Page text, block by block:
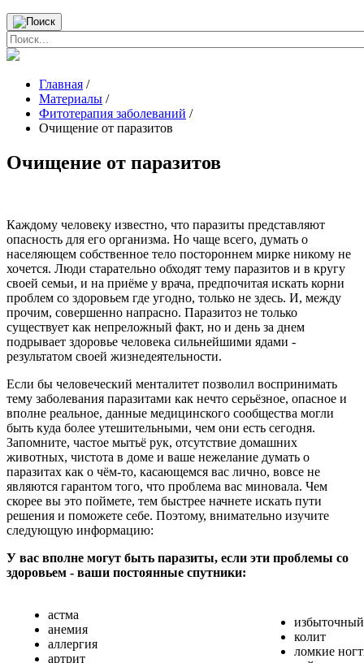
Главная /
Материалы /
Фитотерапия заболеваний /
Очищение от паразитов
Очищение от паразитов
Каждому человеку известно, что паразиты представляют
опасность для его организма. Но чаще всего, думать о
населяющем собственное тело постороннем мирке никому не
хочется. Люди старательно обходят тему паразитов и в кругу
своей семьи, и на приёме у врача, предпочитая искать корни
проблем со здоровьем где угодно, только не здесь. И, между
прочим, совершенно напрасно. Паразитоз не только
существует как непреложный факт, но и день за днем
подрывает здоровье человека сильнейшими ядами -
результатом своей жизнедеятельности.
Если бы человеческий менталитет позволил воспринимать
тему заболевания паразитами как нечто серьёзное, опасное и
вполне реальное, данные медицинского сообщества могли
быть куда более утешительными, чем они есть сегодня.
Запомните, частое мытьё рук, отсутствие домашних
животных, чистота в доме и ваше нежелание думать о
паразитах как о чём-то, касающемся вас лично, вовсе не
являются гарантом того, что проблема вас миновала. Чем
скорее вы это поймете, тем быстрее начнете искать пути
решения и поможете себе. Поэтому, внимательно изучите
следующую информацию:
У вас вполне могут быть паразиты, если эти проблемы со
здоровьем - ваши постоянные спутники:
астма
анемия
аллергия
артрит
колит
ломкие